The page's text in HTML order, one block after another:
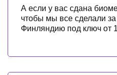
А если у вас сдана
чтобы мы все сделали
Финляндию под ключ от